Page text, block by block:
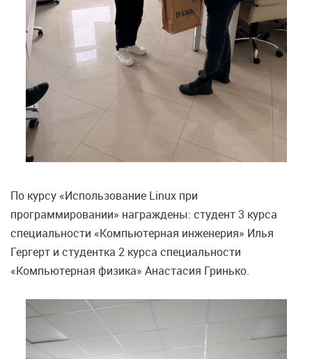
По курсу «Использование Linux при
программировании» награждены: студент 3 курса
специальности «Компьютерная инженерия» Илья
Гергерт и студентка 2 курса специальности
«Компьютерная физика» Анастасия Гринько.